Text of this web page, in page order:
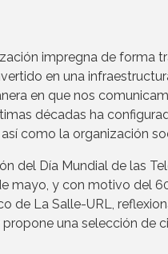
impregna de forma
en una
en que nos
décadas ha
como la organización
del Día Mundial de las
mayo, y con motivo del
de La Salle-URL,
una selección de